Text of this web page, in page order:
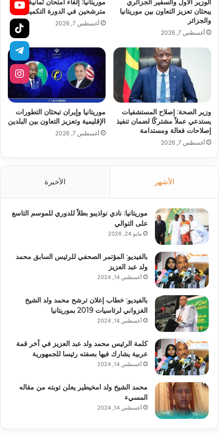
الوزير الأول والسفير الجزائري
يبحثان تعزيز التعاون بين موريتانيا
والجزائر
أغسطس 7, 2026
موريتانيا: إلغاء امتحان ثمانية
مترشحين في الدورة التكميلية
أغسطس 7, 2026
وزير الصحة: إصلاح المستشفيات
يستدعي عملاً مشتركًا لضمان تنفيذ
إصلاحات فعالة ومستدامة
أغسطس 7, 2026
موريتانيا وإيران تبحثان التطورات
الإقليمية وتعزيز التعاون بين البلدين
أغسطس 7, 2026
الأشهر الأخيرة
موريتانيا: نادي نواذيبو بطلاً للدوري للموسم التاسع
على التوالي
مايو 24, 2026
بالفيديو: المؤتمر الصحفي للرئيس السابق محمد
ولد عبد العزيز
أغسطس 14, 2024
بالفيديو: خطاب إعلان ترشح محمد ولد الشيخ
الغزواني لرئاسيات 2019 بموريتانيا
أغسطس 14, 2024
كلمة الرئيس محمد ولد عبد العزيز في آخر قمة
عربية يشارك فيها بصفته رئيسا للجمهورية
أغسطس 14, 2024
محمد الشيخ ولد امخيطير يعلن توبته من مقاله
المسيء
أغسطس 14, 2024